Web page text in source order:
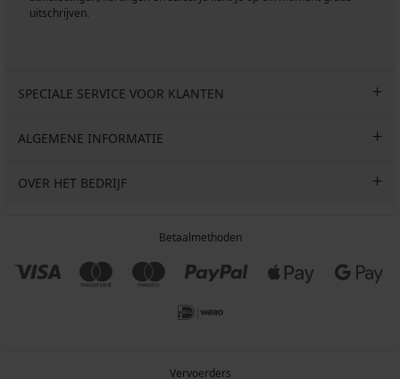
uitschrijven.
SPECIALE SERVICE VOOR KLANTEN
ALGEMENE INFORMATIE
OVER HET BEDRIJF
Betaalmethoden
Vervoerders